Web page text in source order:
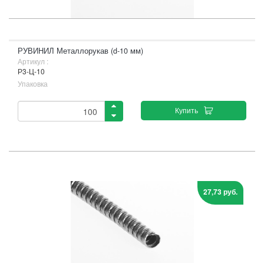
РУВИНИЛ Металлорукав (d-10 мм)
Артикул :
Р3-Ц-10
Упаковка
Купить
27,73 руб.